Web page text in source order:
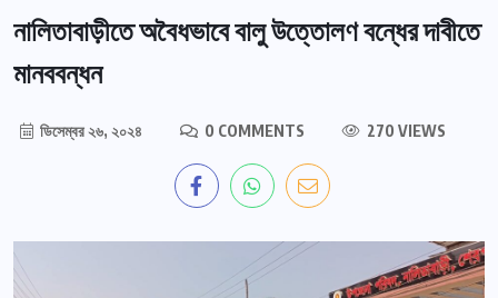
নালিতাবাড়ীতে অবৈধভাবে বালু উত্তোলণ বন্ধের দাবীতে
মানববন্ধন
ডিসেম্বর ২৬, ২০২৪ 0 COMMENTS 270 VIEWS